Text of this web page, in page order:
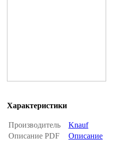
Характеристики
Производитель
Knauf
Описание PDF
Описание